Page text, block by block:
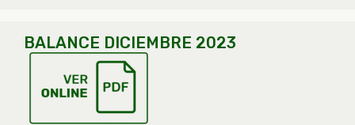
BALANCE DICIEMBRE 2023